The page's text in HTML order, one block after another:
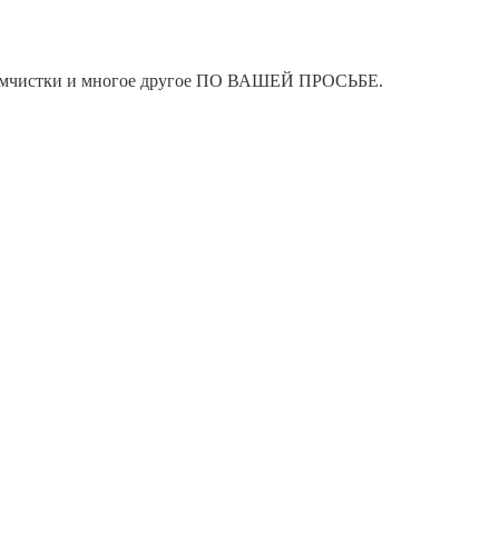
и многое другое ПО ВАШЕЙ ПРОСЬБЕ.